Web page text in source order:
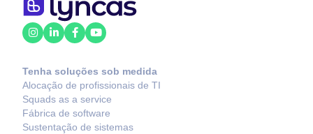
Tenha soluções sob medida
Alocação de profissionais de TI
Squads as a service
Fábrica de software
Sustentação de sistemas